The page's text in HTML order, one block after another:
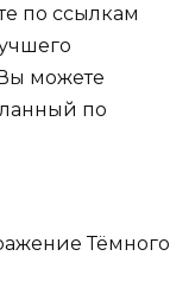
по ссылкам
можете
по
Тёмного